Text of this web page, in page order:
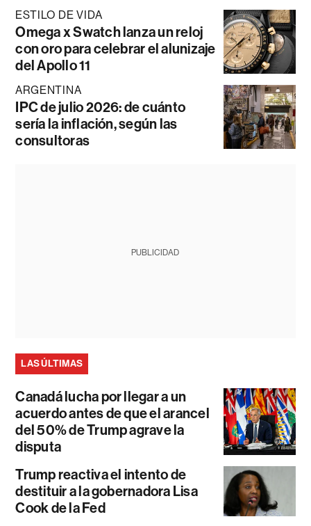
ESTILO DE VIDA
Omega x Swatch lanza un reloj
con oro para celebrar el alunizaje
del Apollo 11
ARGENTINA
IPC de julio 2026: de cuánto
sería la inflación, según las
consultoras
PUBLICIDAD
LAS ÚLTIMAS
Canadá lucha por llegar a un
acuerdo antes de que el arancel
del 50% de Trump agrave la
disputa
Trump reactiva el intento de
destituir a la gobernadora Lisa
Cook de la Fed